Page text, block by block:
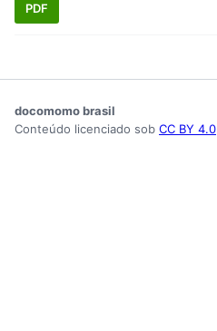
PDF
docomomo brasil
Conteúdo licenciado sob CC BY 4.0